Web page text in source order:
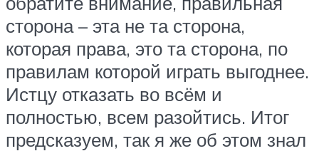
сторона – эта не та сторона,
которая права, это та сторона, по
правилам которой играть выгоднее.
Истцу отказать во всём и
полностью, всем разойтись. Итог
предсказуем, так я же об этом знал